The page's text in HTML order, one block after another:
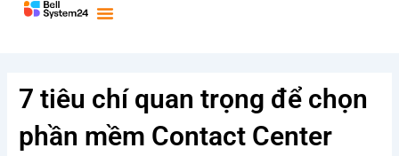
7 tiêu chí quan trọng để chọn
phần mềm Contact Center